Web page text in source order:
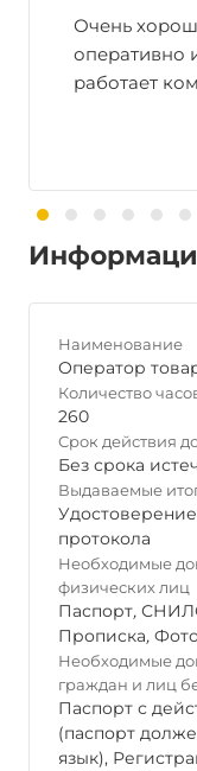
Очень
оперативно
работает
Наименование
Оператор
Количество
260
Срок действия
Без срока
Выдаваемые
Удостоверение
протокола
Необходимые
физических лиц
Паспорт,
Прописка,
Необходимые
граждан и лиц
Паспорт с
(паспорт
язык),